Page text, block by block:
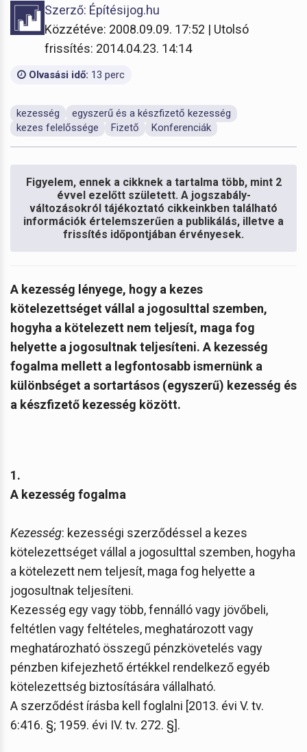
Szerző: Építésijog.hu
Közzétéve: 2008.09.09. 17:52 | Utolsó
frissítés: 2014.04.23. 14:14
Olvasási idő: 13 perc
kezesség
egyszerű és a készfizető kezesség
kezes felelőssége
Fizető Konferenciák
Figyelem, ennek a cikknek a tartalma több, mint 2
évvel ezelőtt született. A jogszabály-
változásokról tájékoztató cikkeinkben található
információk értelemszerűen a publikálás, illetve a
frissítés időpontjában érvényesek.
A kezesség lényege, hogy a kezes
kötelezettséget vállal a jogosulttal szemben,
hogyha a kötelezett nem teljesít, maga fog
helyette a jogosultnak teljesíteni. A kezesség
fogalma mellett a legfontosabb ismernünk a
különbséget a sortartásos (egyszerű) kezesség és
a készfizető kezesség között.
1.
A kezesség fogalma
Kezesség: kezességi szerződéssel a kezes
kötelezettséget vállal a jogosulttal szemben, hogyha
a kötelezett nem teljesít, maga fog helyette a
jogosultnak teljesíteni.
Kezesség egy vagy több, fennálló vagy jövőbeli,
feltétlen vagy feltételes, meghatározott vagy
meghatározható összegű pénzkövetelés vagy
pénzben kifejezhető értékkel rendelkező egyéb
kötelezettség biztosítására vállalható.
A szerződést írásba kell foglalni [2013. évi V. tv.
6:416. §; 1959. évi IV. tv. 272. §].